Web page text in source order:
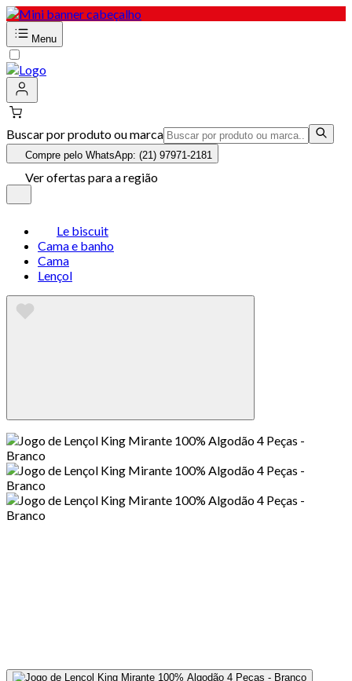
Menu
Buscar por produto ou marca
Compre pelo WhatsApp: (21) 97971-2181
Ver ofertas para a região
Le biscuit
Cama e banho
Cama
Lençol